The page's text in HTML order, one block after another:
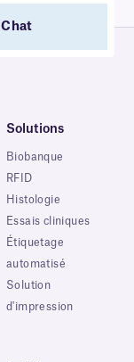
Chat
Solutions
Biobanque
RFID
Histologie
Essais cliniques
Étiquetage
automatisé
Solution
d'impression